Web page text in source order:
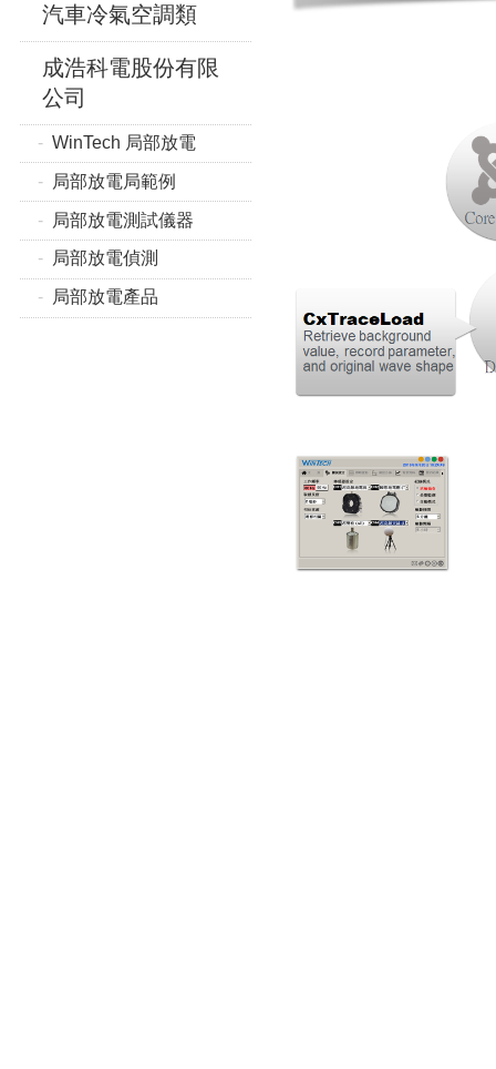
汽車冷氣空調類
成浩科電股份有限
公司
WinTech 局部放電
局部放電局範例
局部放電測試儀器
局部放電偵測
局部放電產品